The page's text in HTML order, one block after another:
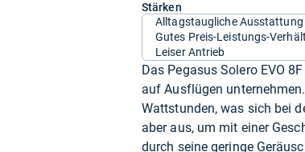
Stärken
Alltagstaugliche Ausstattung
Gutes Preis-Leistungs-
Leiser Antrieb
Das Pegasus Solero EVO
auf Ausflügen
Wattstunden, was sich bei
aber aus, um mit einer
durch seine geringe